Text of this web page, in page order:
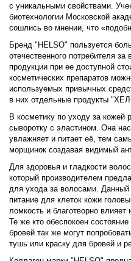
с уникальными свойствами.
биотехнологии Московской
сошлись во мнении, что
Бренд "HELSO" пользуется
отечественного потребителя
продукции при ее доступной
косметических препаратов
используемых привычных
в них отдельные продукты
В косметику по уходу за кожей
сыворотку с эластином. Она
увлажняет и питает её, тем
морщинок создавая видимый
Для здоровья и гладкости
который производителем
для ухода за волосами. Данный
питание для клеток кожи
ломкость и благотворно
Те же кто обеспокоен
бровей так же могут
тушь или краску для бровей и